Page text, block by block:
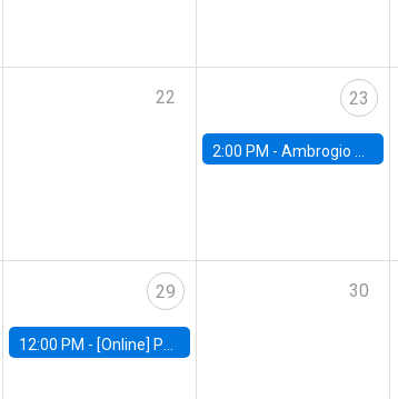
22 23
2:00 PM - Ambrogio Cesa-Bianchi, Bank of England
29
12:00 PM - [Online] Pablo Slutzky, University of Maryland
30